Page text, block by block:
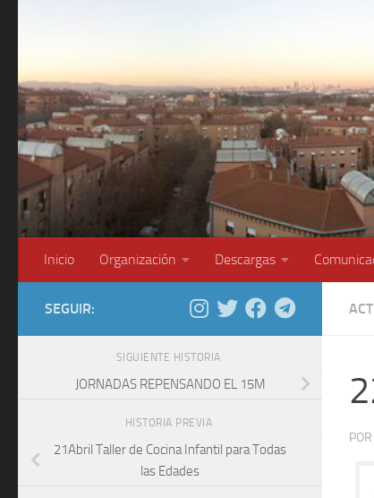
Inicio Organización Descargas
POR
SEGUIR:
SIGUIENTE HISTORIA
JORNADAS REPENSANDO EL 15M
HISTORIA PREVIA
21Abril Taller de Cocina Infantil para Todas
las Edades